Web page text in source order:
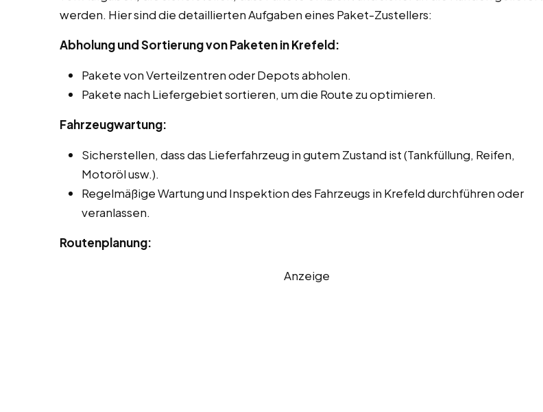
werden. Hier sind die detaillierten Aufgaben eines Paket-Zustellers:
Abholung und Sortierung von Paketen in Krefeld:
Pakete von Verteilzentren oder Depots abholen.
Pakete nach Liefergebiet sortieren, um die Route zu optimieren.
Fahrzeugwartung:
Sicherstellen, dass das Lieferfahrzeug in gutem Zustand ist (Tankfüllung, Reifen,
Motoröl usw.).
Regelmäßige Wartung und Inspektion des Fahrzeugs in Krefeld durchführen oder
veranlassen.
Routenplanung:
Anzeige